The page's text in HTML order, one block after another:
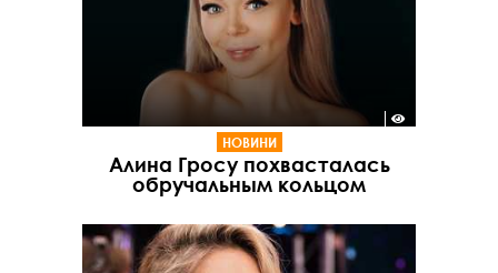
НОВИНИ
Алина Гросу похвасталась
обручальным кольцом